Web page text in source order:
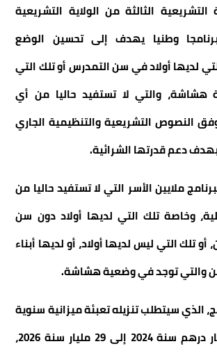
الثالثة من الولاية التشريعية
وطنيا يهدف إلى تحسين الوضع
لديها أولاد في سن التمدرس أو تلك التي
والتي لا تستفيد حاليا من أي
النصوص التشريعية والتنظيمية الجاري
دعم قدرتها الشرائية.
ملايين الأسر التي لا تستفيد حاليا من
وخاصة تلك التي لديها أولاد دون سن
أو تلك التي ليس لديها أولاد، أو لديها أبناء
والتي توجد في وضعية هشاشة.
الذي سيتطلب تنزيله تعبئة ميزانية سنوية
تنتقل من 25 مليار درهم سنة 2024 إلى 29 مليار سنة 2026،